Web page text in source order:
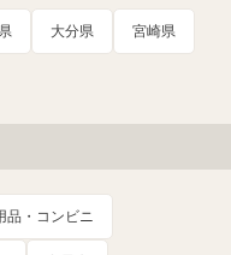
大分県 宮崎県
品・コンビニ